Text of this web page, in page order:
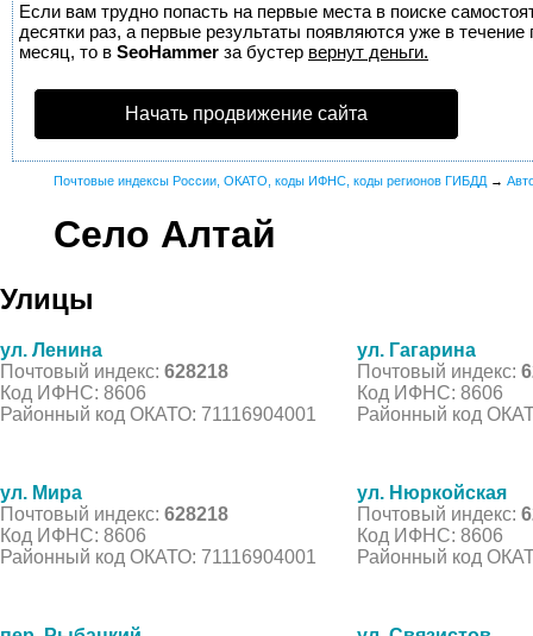
Если вам трудно попасть на первые места в поиске
десятки раз, а первые результаты появляются уже в
месяц, то в SeoHammer за бустер вернут деньги.
Начать продвижение сайта
Почтовые индексы России, ОКАТО, коды ИФНС, коды регионов ГИБДД →
Село Алтай
Улицы
ул. Ленина
Почтовый индекс: 628218
Код ИФНС: 8606
Районный код ОКАТО: 71116904001
ул. Гагарина
Почтовый индекс:
Код ИФНС: 8606
Районный код
ул. Мира
Почтовый индекс: 628218
Код ИФНС: 8606
Районный код ОКАТО: 71116904001
ул. Нюркойская
Почтовый индекс:
Код ИФНС: 8606
Районный код